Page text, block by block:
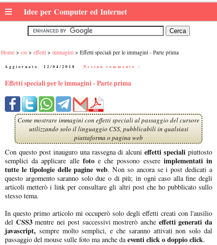
≡ Idee per Computer ed Internet
Home css effetti immagini Effetti speciali per le immagini - Parte prima
Aggiornato: 12/04/2018 Nessun commento :
Effetti speciali per le immagini - Parte prima
Come mostrare immagini con effetti speciali al passaggio del cursore
utilizzando solo il linguaggio CSS, pubblicabili in qualsiasi
piattaforma o pagina web
Con questo post inauguro una rassegna di alcunieffetti speciali piuttosto
semplici da applicare allefotoe che possono essere implementati in
tutte le tipologie delle pagine web. Non so ancora se i post dedicati a
questo argomento saranno solo due o di più; in ogni caso alla fine degli
articoli metterò i link per consultare gli altri post che ho pubblicato sullo
stesso tema.
In questo primo articolo mi occuperò solo degli effetti creati con l'ausilio
del CSS3mentre nei post successivi mostrerò anche effetti generati da
javascript, sempre molto semplici, e che saranno attivati non solo dal
passaggio del mouse sulle foto ma anche daeventi click o doppio click.